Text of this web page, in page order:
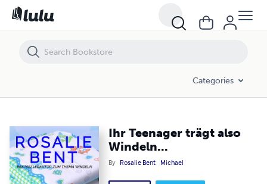
Categories
Ihr Teenager trägt also
Windeln...
By Rosalie Bent Michael
Ihr Teenager trägt also Windeln...